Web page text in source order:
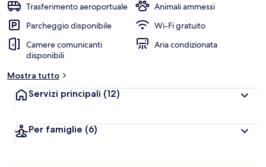
a
u
i
i
Trasferimento aeroportuale
Animali ammessi
Parcheggio disponibile
Wi-Fi gratuito
Camere comunicanti
disponibili
Aria condizionata
Mostra tutto
Servizi principali (12)
Per famiglie (6)